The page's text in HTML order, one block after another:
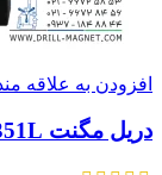
افزودن به علاقه
دریل مگنت SMD351L